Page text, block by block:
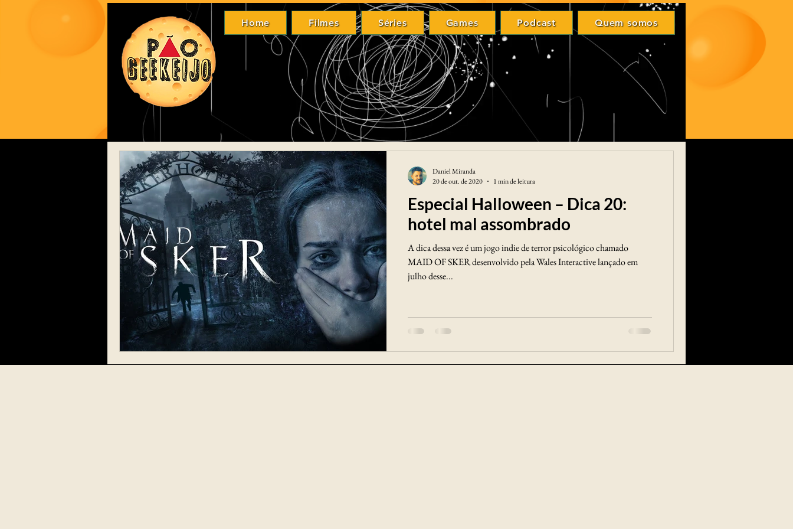
Home Filmes Séries Games Quem somos
Login
Especial Halloween – Dica 20:
hotel mal assombrado
A dica dessa vez é um jogo indie de terror psicológico chamado
MAID OF SKER desenvolvido pela Wales Interactive lançado em
julho desse...
Daniel Miranda
20 de out. de 2020
1 min de leitura
Home Filmes Séries Games Podcast Quem somos